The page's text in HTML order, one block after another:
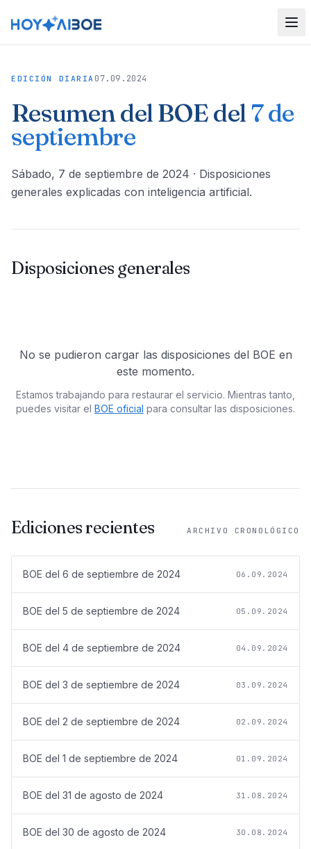
EDICIÓN DIARIA 07.09.2024
Resumen del BOE del7 de
septiembre
sábado, 7 de septiembre de 2024 · Disposiciones
generales explicadas con inteligencia artificial.
Disposiciones generales
No se pudieron cargar las disposiciones del BOE en
este momento.
Estamos trabajando para restaurar el servicio. Mientras tanto,
puedes visitar el BOE oficial para consultar las disposiciones.
Ediciones recientes ARCHIVO CRONOLÓGICO
BOE del 6 de septiembre de 2024 06.09.2024
BOE del 5 de septiembre de 2024 05.09.2024
BOE del 4 de septiembre de 2024 04.09.2024
BOE del 3 de septiembre de 2024 03.09.2024
BOE del 2 de septiembre de 2024 02.09.2024
BOE del 1 de septiembre de 2024 01.09.2024
BOE del 31 de agosto de 2024 31.08.2024
BOE del 30 de agosto de 2024 30.08.2024